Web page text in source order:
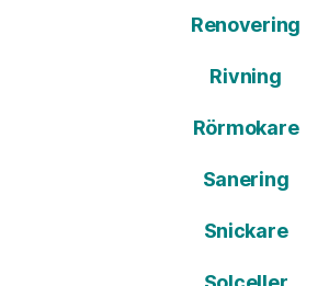
Renovering
Rivning
Rörmokare
Sanering
Snickare